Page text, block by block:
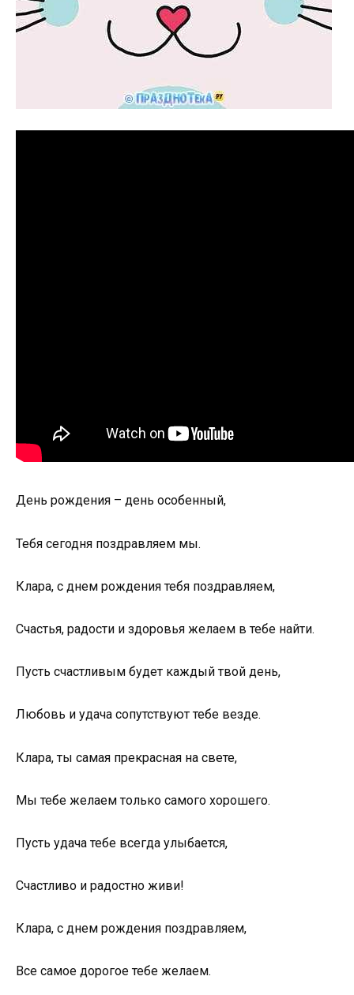
День рождения – день особенный,
Тебя сегодня поздравляем мы.
Клара, с днем рождения тебя поздравляем,
Счастья, радости и здоровья желаем в тебе найти.
Пусть счастливым будет каждый твой день,
Любовь и удача сопутствуют тебе везде.
Клара, ты самая прекрасная на свете,
Мы тебе желаем только самого хорошего.
Пусть удача тебе всегда улыбается,
Счастливо и радостно живи!
Клара, с днем рождения поздравляем,
Все самое дорогое тебе желаем.